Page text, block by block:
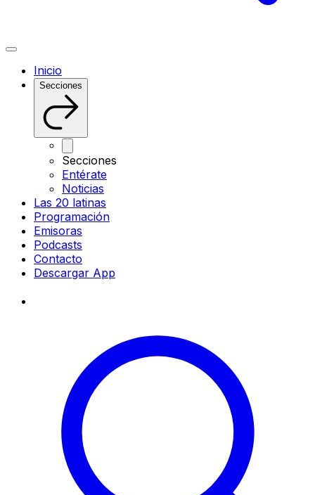
Inicio
Secciones
Secciones
Entérate
Noticias
Las 20 latinas
Programación
Emisoras
Podcasts
Contacto
Descargar App